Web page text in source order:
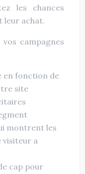
les chances
leur achat.
campagnes
en fonction de
site
montrent les
visiteur a
cap pour